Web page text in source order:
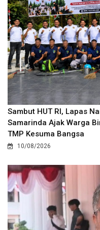
Sambut HUT RI, Lapas
Samarinda Ajak Warga
TMP Kesuma Bangsa
10/08/2026